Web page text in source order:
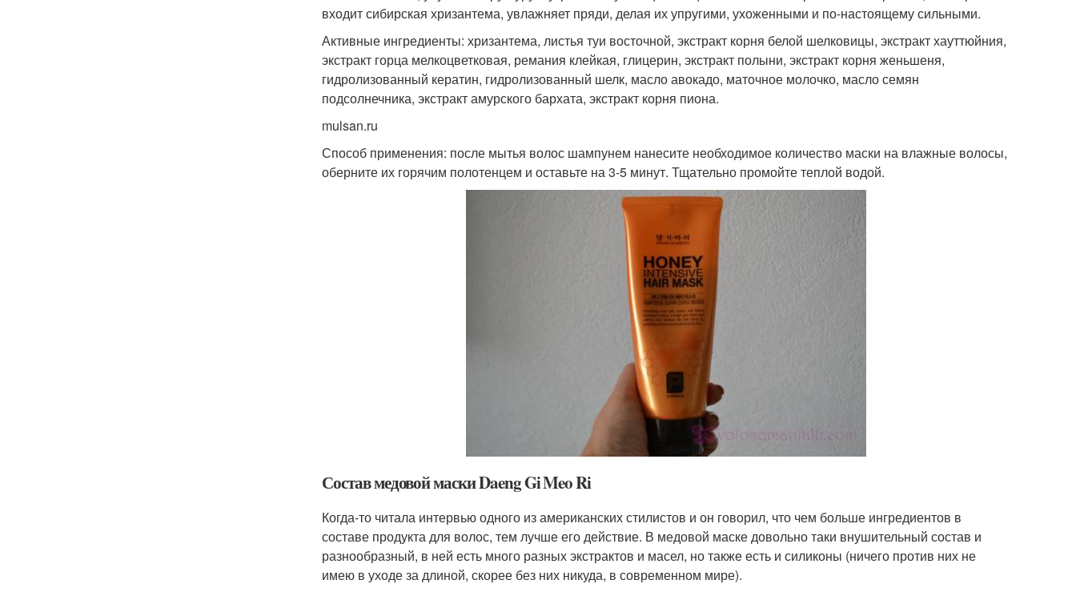
входит сибирская хризантема, увлажняет пряди, делая их упругими, ухоженными и по-настоящему сильными.
Активные ингредиенты: хризантема, листья туи восточной, экстракт корня белой шелковицы, экстракт хауттюйния,
экстракт горца мелкоцветковая, ремания клейкая, глицерин, экстракт полыни, экстракт корня женьшеня,
гидролизованный кератин, гидролизованный шелк, масло авокадо, маточное молочко, масло семян
подсолнечника, экстракт амурского бархата, экстракт корня пиона.
mulsan.ru
Способ применения: после мытья волос шампунем нанесите необходимое количество маски на влажные волосы,
оберните их горячим полотенцем и оставьте на 3-5 минут. Тщательно промойте теплой водой.
Состав медовой маски Daeng Gi Meo Ri
Когда-то читала интервью одного из американских стилистов и он говорил, что чем больше ингредиентов в
составе продукта для волос, тем лучше его действие. В медовой маске довольно таки внушительный состав и
разнообразный, в ней есть много разных экстрактов и масел, но также есть и силиконы (ничего против них не
имею в уходе за длиной, скорее без них никуда, в современном мире).